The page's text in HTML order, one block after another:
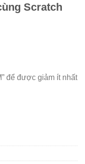
Scratch
để được giảm ít nhất